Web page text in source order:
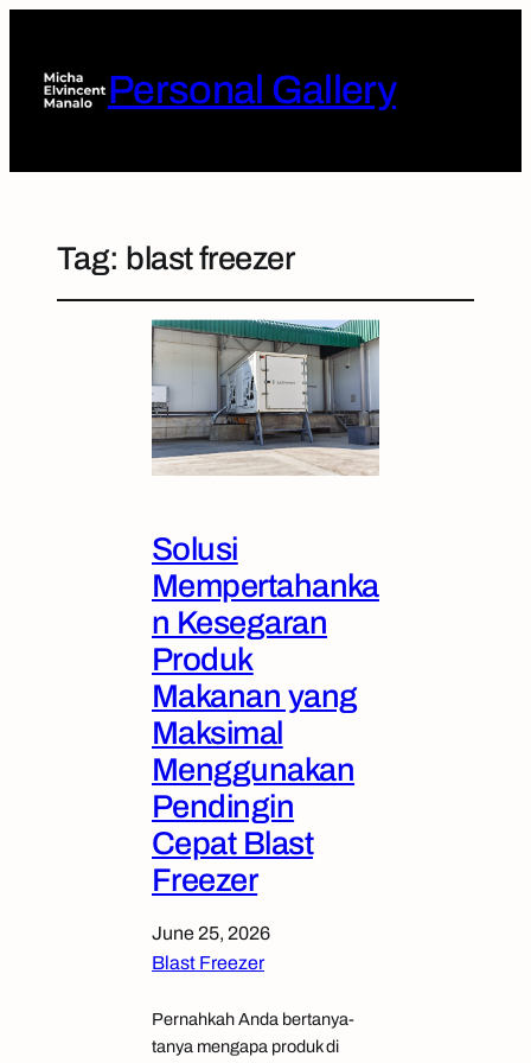
Personal Gallery
Tag: blast freezer
Solusi
Mempertahanka
n Kesegaran
Produk
Makanan yang
Maksimal
Menggunakan
Pendingin
Cepat Blast
Freezer
June 25, 2026
Blast Freezer
Pernahkah Anda bertanya-
tanya mengapa produk di